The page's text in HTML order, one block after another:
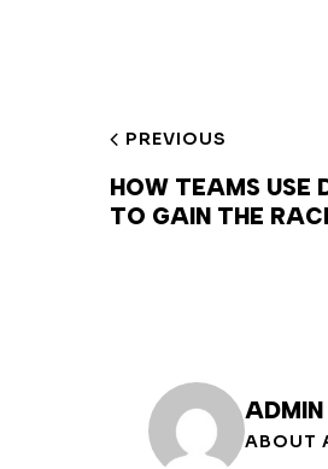
PREVIOUS
HOW TEAMS USE
TO GAIN THE
ADMIN
ABOUT